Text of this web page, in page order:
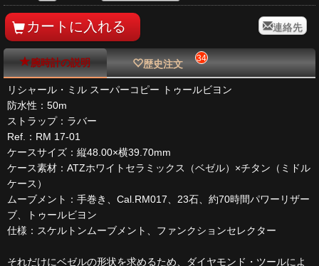
連絡先
腕時計の説明 歴史注文 34
リシャール・ミル スーパーコピー トゥールビヨン
防水性：50m
ストラップ：ラバー
Ref.：RM 17-01
ケースサイズ：縦48.00×横39.70mm
ケース素材：ATZホワイトセラミックス（ベゼル）×チタン（ミドル
ケース）
ムーブメント：手巻き、Cal.RM017、23石、約70時間パワーリザー
ブ、トゥールビヨン
仕様：スケルトンムーブメント、ファンクションセレクター
それだけにベゼルの形状を求めるため、ダイヤモンド・ツールによ